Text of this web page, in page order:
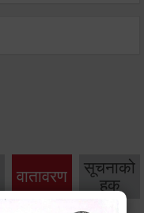
वातावरण
सूचनाको
हक